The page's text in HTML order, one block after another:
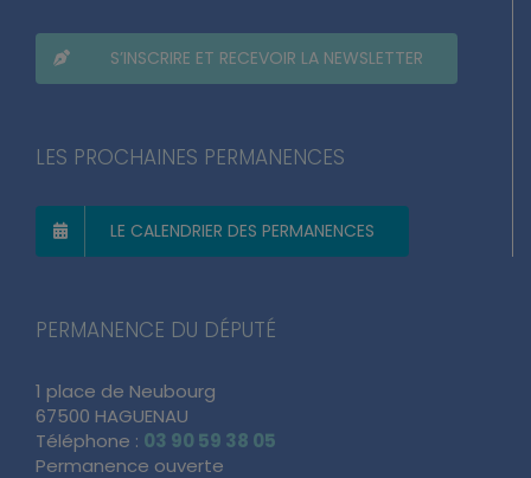
S’INSCRIRE ET RECEVOIR LA NEWSLETTER
LES PROCHAINES PERMANENCES
LE CALENDRIER DES PERMANENCES
PERMANENCE DU DÉPUTÉ
1 place de Neubourg
67500 HAGUENAU
Téléphone : 03 90 59 38 05
Permanence ouverte